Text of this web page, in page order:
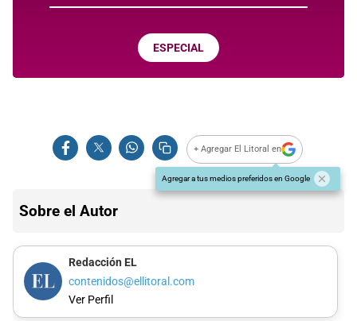
ESPECIAL
+ Agregar El Litoral en
Agregar a tus medios preferidos en Google
Sobre el Autor
Redacción EL
contenidos@ellitoral.com
Ver Perfil